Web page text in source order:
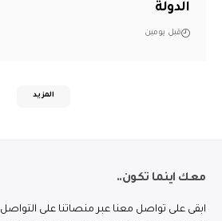
الدولة
قبل يومين
المزيد
معك اينما تكون..
ابقى على تواصل معنا عبر منصاتنا على التواصل